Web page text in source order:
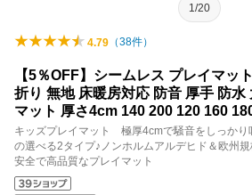
1/20
4.79 （38件）
【5％OFF】シームレス プレイマッ
折り 無地 床暖房対応 防音 厚手 防水
マット 厚さ4cm 140 200 120 160
キッズプレイマット 極厚4cmで騒音をしっかり
の選べる2タイプ♪ノンホルムアルデヒド＆欧州
安全で高品質なプレイマット